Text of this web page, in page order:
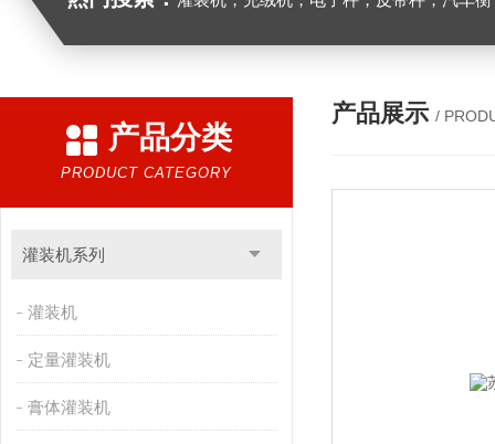
产品分类
PRODUCT CATEGORY
灌装机系列
灌装机
定量灌装机
膏体灌装机
产品展示 /